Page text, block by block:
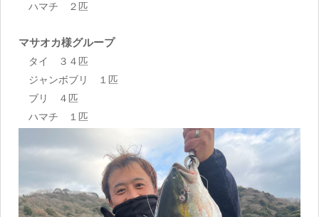
ハマチ ２匹
マサオカ様グループ
タイ ３４匹
ジャンボブリ １匹
ブリ ４匹
ハマチ １匹